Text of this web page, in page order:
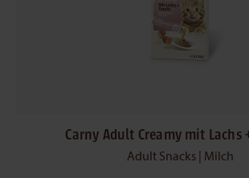
Carny Adult Creamy mit Lachs
Adult Snacks | Milch